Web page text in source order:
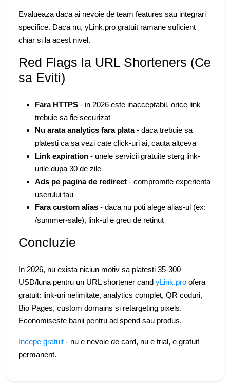
Evalueaza daca ai nevoie de team features sau integrari
specifice. Daca nu, yLink.pro gratuit ramane suficient
chiar si la acest nivel.
Red Flags la URL Shorteners (Ce
sa Eviti)
Fara HTTPS - in 2026 este inacceptabil, orice link
trebuie sa fie securizat
Nu arata analytics fara plata- daca trebuie sa
platesti ca sa vezi cate click-uri ai, cauta altceva
Link expiration - unele servicii gratuite sterg link-
urile dupa 30 de zile
Ads pe pagina de redirect - compromite experienta
userului tau
Fara custom alias - daca nu poti alege alias-ul (ex:
/summer-sale), link-ul e greu de retinut
Concluzie
In 2026, nu exista niciun motiv sa platesti 35-300
USD/luna pentru un URL shortener cand yLink.pro ofera
gratuit: link-uri nelimitate, analytics complet, QR coduri,
Bio Pages, custom domains si retargeting pixels.
Economiseste banii pentru ad spend sau produs.
Incepe gratuit - nu e nevoie de card, nu e trial, e gratuit
permanent.